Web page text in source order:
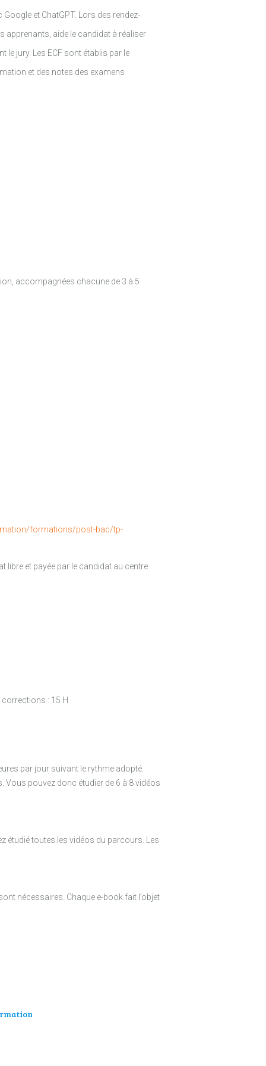
et ChatGPT. Lors des rendez-
aide le candidat à réaliser
le jury. Les ECF sont établis par le
et des notes des examens
accompagnées chacune de 3 à 5
formations/post-bac/tp-
libre et payée par le candidat au centre
: 15 H
par jour suivant le rythme adopté.
Vous pouvez donc étudier de 6 à 8 vidéos
étudié toutes les vidéos du parcours. Les
nécessaires. Chaque e-book fait l’objet